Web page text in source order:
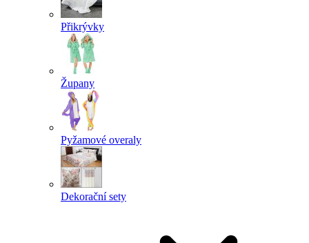
Přikrývky
Župany
Pyžamové overaly
Dekorační sety